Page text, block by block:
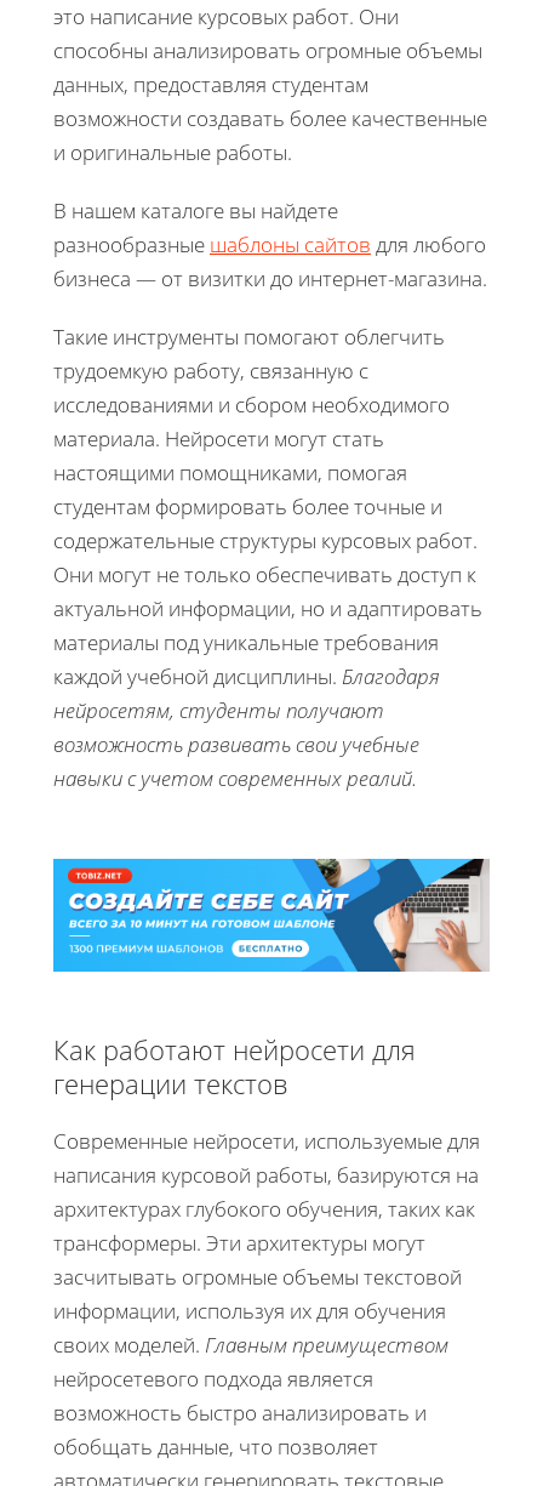
это написание курсовых работ. Они
способны анализировать огромные объемы
данных, предоставляя студентам
возможности создавать более качественные
и оригинальные работы.
В нашем каталоге вы найдете
разнообразные шаблоны сайтов для любого
бизнеса — от визитки до интернет-магазина.
Такие инструменты помогают облегчить
трудоемкую работу, связанную с
исследованиями и сбором необходимого
материала. Нейросети могут стать
настоящими помощниками, помогая
студентам формировать более точные и
содержательные структуры курсовых работ.
Они могут не только обеспечивать доступ к
актуальной информации, но и адаптировать
материалы под уникальные требования
каждой учебной дисциплины. Благодаря
нейросетям, студенты получают
возможность развивать свои учебные
навыки с учетом современных реалий.
Как работают нейросети для
генерации текстов
Современные нейросети, используемые для
написания курсовой работы, базируются на
архитектурах глубокого обучения, таких как
трансформеры. Эти архитектуры могут
засчитывать огромные объемы текстовой
информации, используя их для обучения
своих моделей. Главным преимуществом
нейросетевого подхода является
возможность быстро анализировать и
обобщать данные, что позволяет
автоматически генерировать текстовые